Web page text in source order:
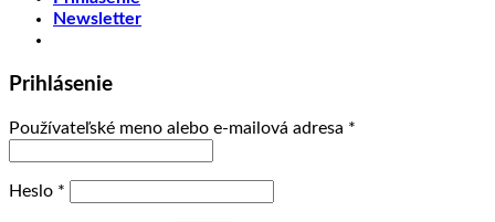
Newsletter
Prihlásenie
Používateľské meno alebo e-mailová adresa *
Heslo *